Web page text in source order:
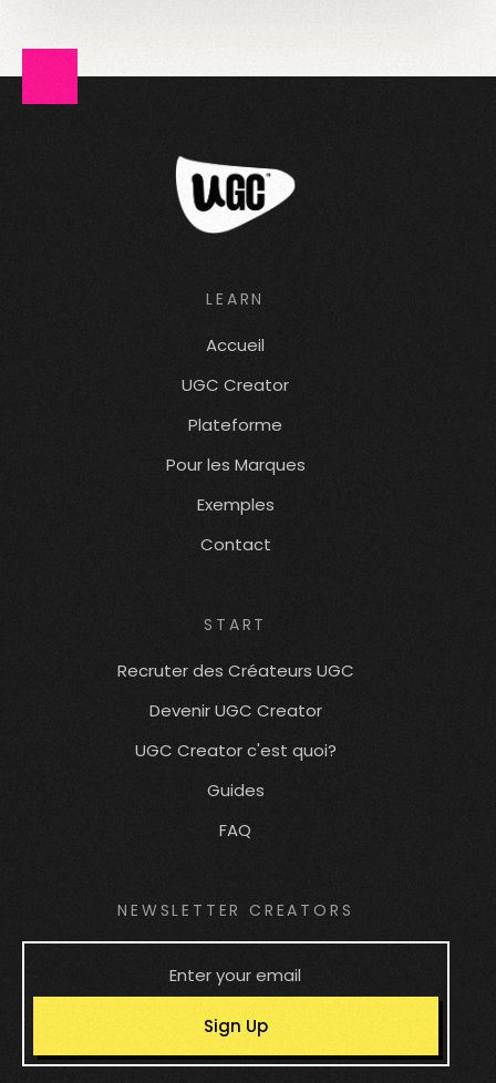
LEARN
Accueil
UGC Creator
Plateforme
Pour les Marques
Exemples
Contact
START
Recruter des Créateurs UGC
Devenir UGC Creator
UGC Creator c'est quoi?
Guides
FAQ
NEWSLETTER CREATORS
Sign Up